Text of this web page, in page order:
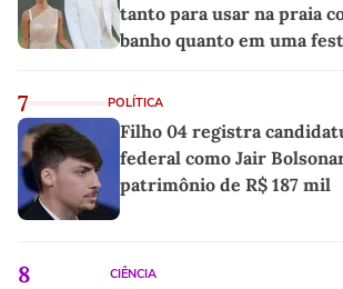
tanto para usar na praia
banho quanto em uma
7 POLÍTICA
Filho 04 registra
federal como Jair
patrimônio de R$ 187 mil
8 CIÊNCIA